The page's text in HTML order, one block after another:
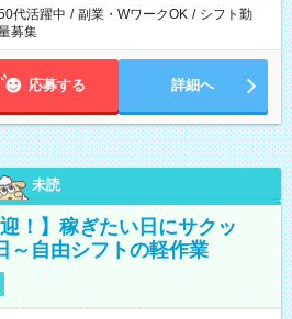
代活躍中 / 副業・WワークOK / シフト勤
募集
応募する 詳細へ
未読
！】稼ぎたい日にサクッ
～自由シフトの軽作業